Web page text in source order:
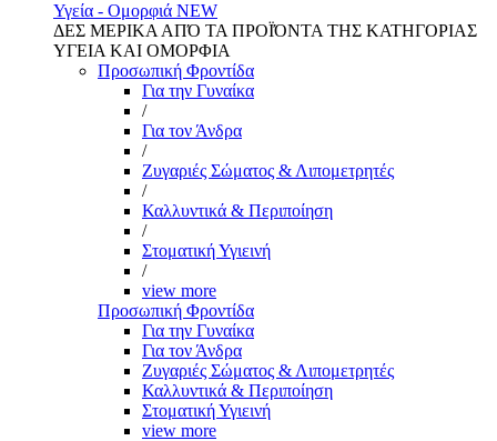
Υγεία - Ομορφιά NEW
ΔΕΣ ΜΕΡΙΚΑ ΑΠΌ ΤΑ ΠΡΟΪΌΝΤΑ ΤΗΣ ΚΑΤΗΓΟΡΙΑΣ
ΥΓΕΙΑ ΚΑΙ ΟΜΟΡΦΙΑ
Προσωπική Φροντίδα
Για την Γυναίκα
/
Για τον Άνδρα
/
Ζυγαριές Σώματος & Λιπομετρητές
/
Καλλυντικά & Περιποίηση
/
Στοματική Υγιεινή
/
view more
Προσωπική Φροντίδα
Για την Γυναίκα
Για τον Άνδρα
Ζυγαριές Σώματος & Λιπομετρητές
Καλλυντικά & Περιποίηση
Στοματική Υγιεινή
view more